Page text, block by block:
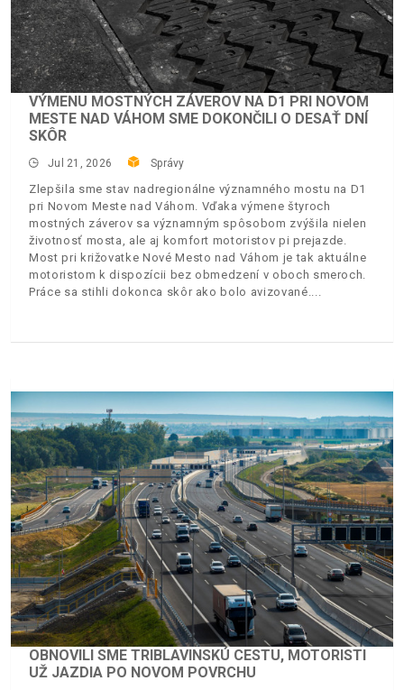
VÝMENU MOSTNÝCH ZÁVEROV NA D1 PRI NOVOM
MESTE NAD VÁHOM SME DOKONČILI O DESAŤ DNÍ
SKÔR
Jul 21, 2026 Správy
Zlepšila sme stav nadregionálne významného mostu na D1
pri Novom Meste nad Váhom. Vďaka výmene štyroch
mostných záverov sa významným spôsobom zvýšila nielen
životnosť mosta, ale aj komfort motoristov pi prejazde.
Most pri križovatke Nové Mesto nad Váhom je tak aktuálne
motoristom k dispozícii bez obmedzení v oboch smeroch.
Práce sa stihli dokonca skôr ako bolo avizované.
OBNOVILI SME TRIBLAVINSKÚ CESTU, MOTORISTI
UŽ JAZDIA PO NOVOM POVRCHU